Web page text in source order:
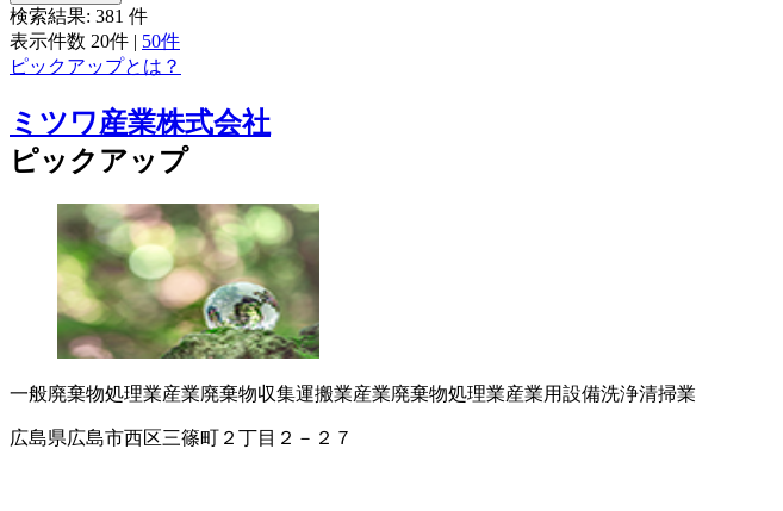
検索結果: 381 件
表示件数 20件 | 50件
ピックアップとは？
ミツワ産業株式会社
ピックアップ
一般廃棄物処理業産業廃棄物収集運搬業産業廃棄物処理業産業用設備洗浄清掃業
広島県広島市西区三篠町２丁目２－２７